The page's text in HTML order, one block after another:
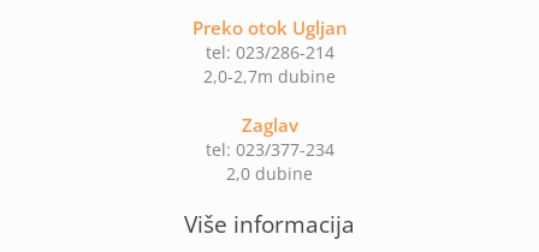
Preko otok Ugljan
tel: 023/286-214
2,0-2,7m dubine
Zaglav
tel: 023/377-234
2,0 dubine
Više informacija